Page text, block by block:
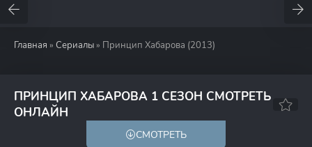
Главная » Сериалы » Принцип Хабарова (2013)
ПРИНЦИП ХАБАРОВА 1 СЕЗОН СМОТРЕТЬ
ОНЛАЙН
СМОТРЕТЬ